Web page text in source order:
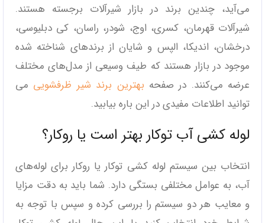
می‌آید، چندین برند در بازار شیرآلات برجسته هستند.
شیرآلات قهرمان، کسری، اوج، شودر، راسان، کی دبلیوسی،
درخشان، اندیکا، الپس و شایان از برندهای شناخته شده
موجود در بازار هستند که طیف وسیعی از مدل‌های مختلف
عرضه می‌کنند. در صفحه بهترین برند شیر ظرفشویی می
توانید اطلاعات مفیدی در این باره بیابید.
لوله کشی آب توکار بهتر است یا روکار؟
انتخاب بین سیستم لوله کشی توکار یا روکار برای لوله‌های
آب، به عوامل مختلفی بستگی دارد. شما باید به دقت مزایا
و معایب هر دو سیستم را بررسی کرده و سپس با توجه به